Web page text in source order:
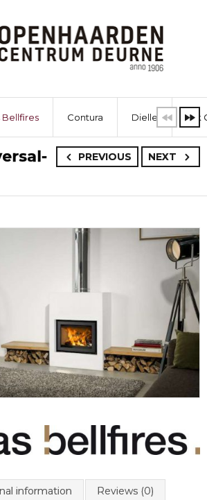
Bellfires Contura Dielle Dik
PREVIOUS NEXT
information Reviews (0)